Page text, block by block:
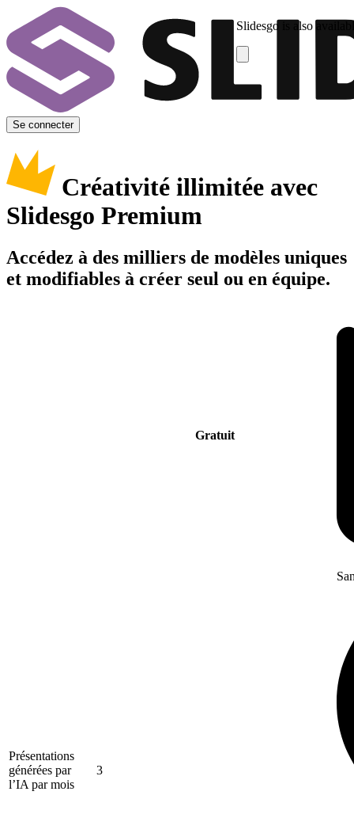
Slidesgo is also
Se connecter
Créativité illimitée avec
Slidesgo Premium
Accédez à des milliers de modèles uniques
et modifiables à créer seul ou en équipe.
Gratuit
Présentations
générées par
l’IA par mois
3